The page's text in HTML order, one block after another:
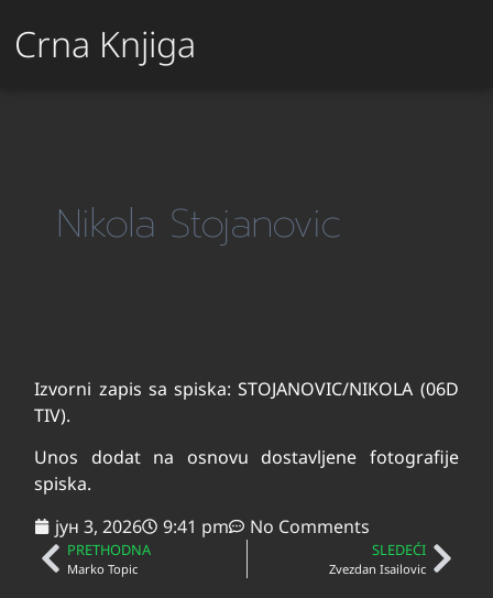
Crna Knjiga
Nikola Stojanovic
Izvorni zapis sa spiska: STOJANOVIC/NIKOLA (06D
TIV).
Unos dodat na osnovu dostavljene fotografije
spiska.
јун 3, 2026
9:41 pm No Comments
PRETHODNA
Marko Topic
SLEDEĆI
Zvezdan Isailovic